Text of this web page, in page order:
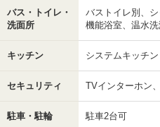
バス・トイレ・
洗面所
バストイレ別、
機能浴室、温水
キッチン システムキッチン
セキュリティ TVインターホン
駐車・駐輪 駐車2台可